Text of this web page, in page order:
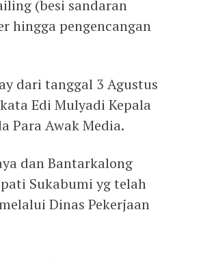
(besi sandaran
hingga pengencangan
dari tanggal 3 Agustus
Edi Mulyadi Kepala
Para Awak Media.
dan Bantarkalong
Sukabumi yg telah
Dinas Pekerjaan